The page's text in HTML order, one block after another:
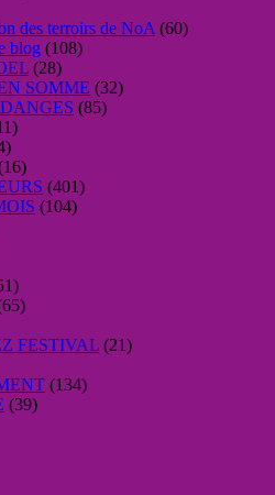
des terroirs de NoA (60)
blog (108)
(28)
SOMME (32)
(85)
(401)
(104)
FESTIVAL (21)
(134)
(39)